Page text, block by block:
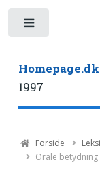
Homepage.dk
1997
Forside
Orale betydning